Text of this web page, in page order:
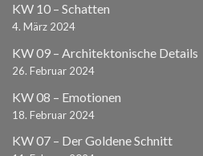
KW 10 – Schatten
4. März 2024
KW 09 – Architektonische Details
26. Februar 2024
KW 08 – Emotionen
18. Februar 2024
KW 07 – Der Goldene Schnitt